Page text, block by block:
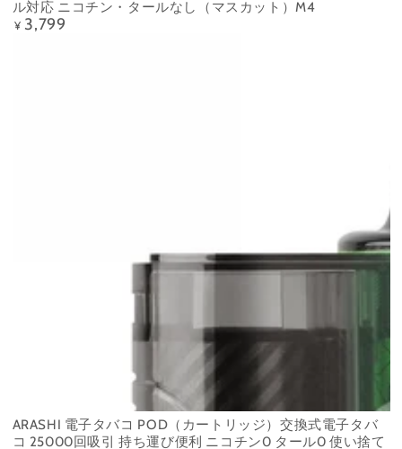
ル対応 ニコチン・タールなし（マスカット）M4
Precio
¥ 3,799
ARASHI 電子タバコ POD（カートリッジ）交換式電子タバ
コ 25000回吸引 持ち運び便利 ニコチン0 タール0 使い捨て